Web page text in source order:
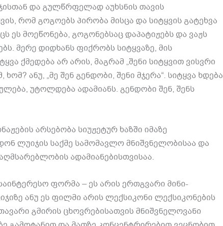
და გულწრფელად აუხსნის თავის
რომ გოგოებს პირობა მისცა და სიტყვის გატეხვა
ეს მოეწონება, გოგონებსაც დაპატიჟებს და ვაჟს
მერე დიდხანს ფიქრობს სიტყვაზე, მის
ქმედება არ არის, მაგრამ „შენი სიტყვით ვისვრი
ხომ? ანუ, „მე შენ გენდობი, შენი მჯერა“. სიტყვა ხდება
უტოლდება ადამიანს. გენდობი შენ, შენს
არსებობა სიუჟეტურ ხაზში იმაზე
ლუიჯის საქმე სამომავლო მნიშვნელობისაა და
ადამიანებისთვისაა.
ფორმა – ეს არის ერთგვარი მინი-
ანუ ეს ფილმი არის ლექსიკონი ლექსიკონების
გმირის ცხოვრებისათვის მნიშვნელოვანი